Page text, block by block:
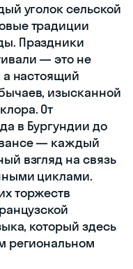
уголок сельской
традиции
Праздники
— это не
а настоящий
изысканной
От
в Бургундии до
— каждый
взгляд на связь
циклами.
торжеств
который здесь
региональном